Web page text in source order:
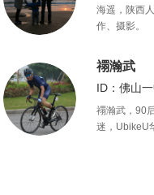
海遥，陕西
作、摄影。
禤瀚武
ID：佛山
禤瀚武，90
迷，UbikeU